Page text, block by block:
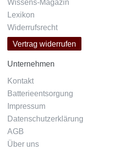
Wissens-Magazin
Lexikon
Widerrufsrecht
Vertrag widerrufen
Unternehmen
Kontakt
Batterieentsorgung
Impressum
Datenschutzerklärung
AGB
Über uns